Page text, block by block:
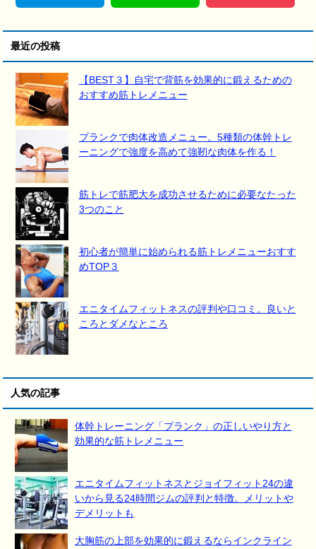
最近の投稿
【BEST３】自宅で背筋を効果的に鍛えるための
おすすめ筋トレメニュー
プランクで肉体改造メニュー。5種類の体幹トレ
ーニングで強度を高めて強靭な肉体を作る！
筋トレで筋肥大を成功させるために必要なたった
3つのこと
初心者が簡単に始められる筋トレメニューおすす
めTOP３
エニタイムフィットネスの評判や口コミ。良いと
ころとダメなところ
人気の記事
体幹トレーニング「プランク」の正しいやり方と
効果的な筋トレメニュー
エニタイムフィットネスとジョイフィット24の違
いから見る24時間ジムの評判と特徴。メリットや
デメリットも
大胸筋の上部を効果的に鍛えるならインクライン